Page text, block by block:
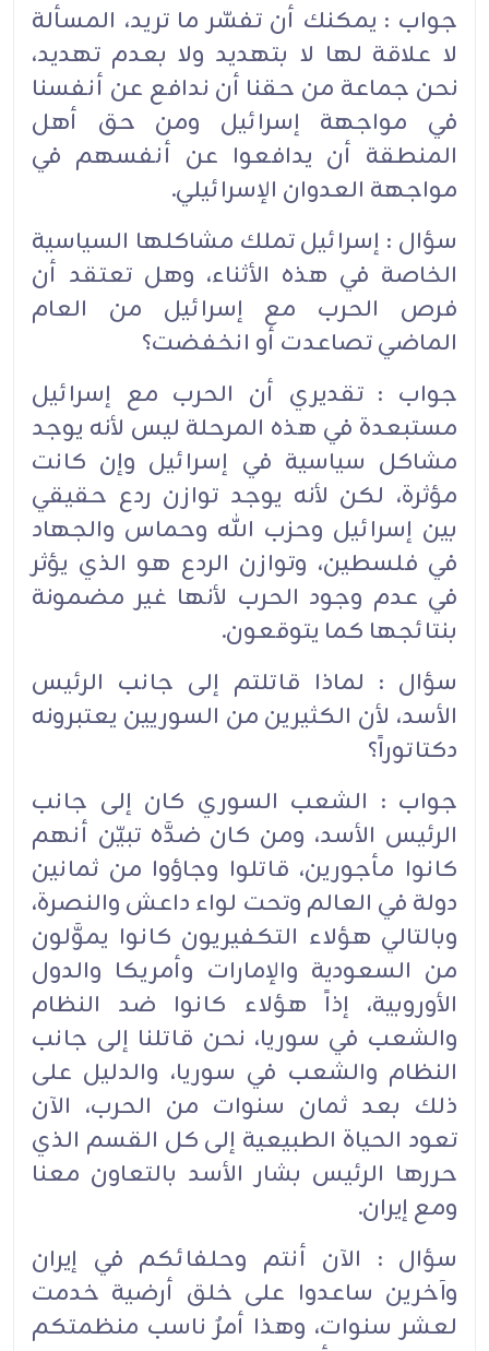
جواب : يمكنك أن تفسّر ما تريد، المسألة
لا علاقة لها لا بتهديد ولا بعدم تهديد،
نحن جماعة من حقنا أن ندافع عن أنفسنا
في مواجهة إسرائيل ومن حق أهل
المنطقة أن يدافعوا عن أنفسهم في
مواجهة العدوان الإسرائيلي.
سؤال : إسرائيل تملك مشاكلها السياسية
الخاصة في هذه الأثناء، وهل تعتقد أن
فرص الحرب مع إسرائيل من العام
الماضي تصاعدت أو انخفضت؟
جواب : تقديري أن الحرب مع إسرائيل
مستبعدة في هذه المرحلة ليس لأنه يوجد
مشاكل سياسية في إسرائيل وإن كانت
مؤثرة، لكن لأنه يوجد توازن ردع حقيقي
بين إسرائيل وحزب الله وحماس والجهاد
في فلسطين، وتوازن الردع هو الذي يؤثر
في عدم وجود الحرب لأنها غير مضمونة
بنتائجها كما يتوقعون.
سؤال : لماذا قاتلتم إلى جانب الرئيس
الأسد، لأن الكثيرين من السوريين يعتبرونه
دكتاتوراً؟
جواب : الشعب السوري كان إلى جانب
الرئيس الأسد، ومن كان ضدَّه تبيّن أنهم
كانوا مأجورين، قاتلوا وجاؤوا من ثمانين
دولة في العالم وتحت لواء داعش والنصرة،
وبالتالي هؤلاء التكفيريون كانوا يموَّلون
من السعودية والإمارات وأمريكا والدول
الأوروبية، إذاً هؤلاء كانوا ضد النظام
والشعب في سوريا، نحن قاتلنا إلى جانب
النظام والشعب في سوريا، والدليل على
ذلك بعد ثمان سنوات من الحرب، الآن
تعود الحياة الطبيعية إلى كل القسم الذي
حررها الرئيس بشار الأسد بالتعاون معنا
ومع إيران.
سؤال : الآن أنتم وحلفائكم في إيران
وآخرين ساعدوا على خلق أرضية خدمت
لعشر سنوات، وهذا أمرٌ ناسب منظمتكم